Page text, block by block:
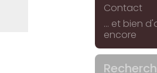
Contact
... et bien
encore